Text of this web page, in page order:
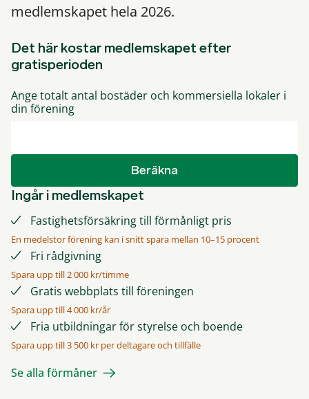
medlemskapet hela 2026.
Det här kostar medlemskapet efter
gratisperioden
Ange totalt antal bostäder och kommersiella lokaler i
din förening
Beräkna
Ingår i medlemskapet
Fastighetsförsäkring till förmånligt pris
En medelstor förening kan i snitt spara mellan 10–15 procent
Fri rådgivning
Spara upp till 2 000 kr/timme
Gratis webbplats till föreningen
Spara upp till 4 000 kr/år
Fria utbildningar för styrelse och boende
Spara upp till 3 500 kr per deltagare och tillfälle
Se alla förmåner